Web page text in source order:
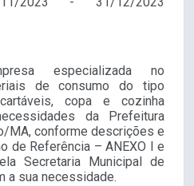
especializada no
de consumo do tipo
copa e cozinha
da Prefeitura
MA, conforme descrições e
de Referência – ANEXO I e
Secretaria Municipal de
a sua necessidade.